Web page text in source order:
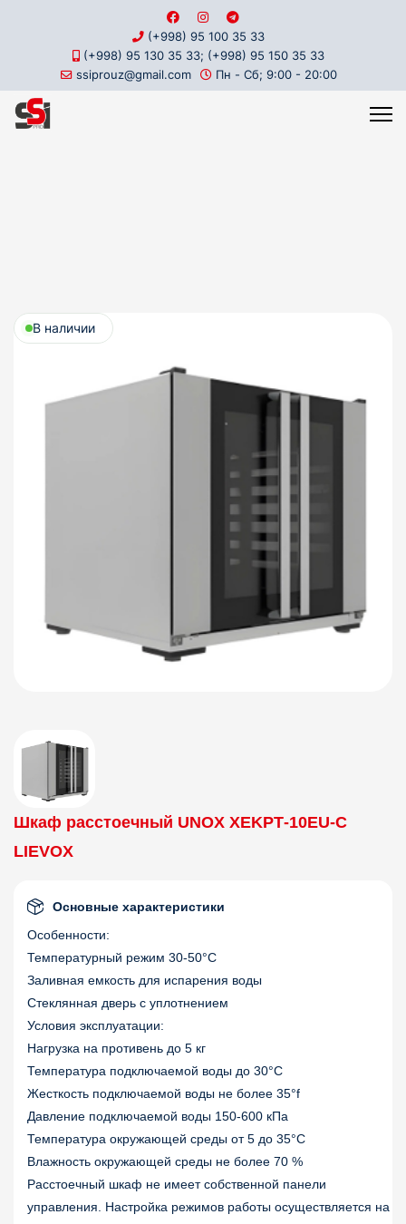
(+998) 95 100 35 33
(+998) 95 130 35 33; (+998) 95 150 35 33
ssiprouz@gmail.com
Пн - Сб; 9:00 - 20:00
В наличии
Шкаф расстоечный UNOX XEKPT‑10EU‑C
LIEVOX
Основные характеристики
Особенности:
Температурный режим 30-50°С
Заливная емкость для испарения воды
Стеклянная дверь с уплотнением
Условия эксплуатации:
Нагрузка на противень до 5 кг
Температура подключаемой воды до 30°C
Жесткость подключаемой воды не более 35°f
Давление подключаемой воды 150-600 кПа
Температура окружающей среды от 5 до 35°C
Влажность окружающей среды не более 70 %
Расстоечный шкаф не имеет собственной панели
управления. Настройка режимов работы осуществляется на